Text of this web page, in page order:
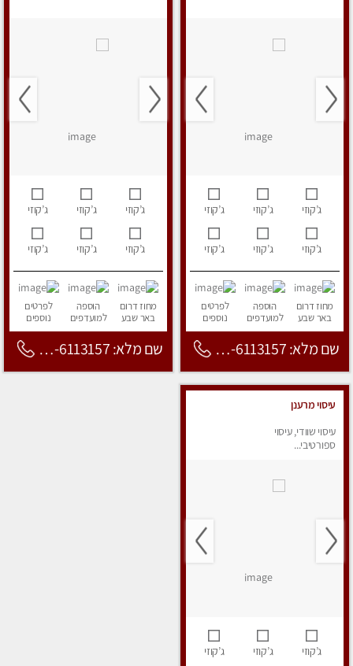
ג’קוזי ג’קוזי ג’קוזי
ג’קוזי ג’קוזי ג’קוזי
מחוז דרום
באר שבע
הוספה
למועדפים
לפרטים
נוספים
שם מלא: 053-6113157
ג’קוזי ג’קוזי ג’קוזי
ג’קוזי ג’קוזי ג’קוזי
מחוז דרום
באר שבע
הוספה
למועדפים
לפרטים
נוספים
שם מלא: 053-6113157
עיסוי מרענן
עיסוי שוודי, עיסוי
ספורטיבי...
ג’קוזי ג’קוזי ג’קוזי